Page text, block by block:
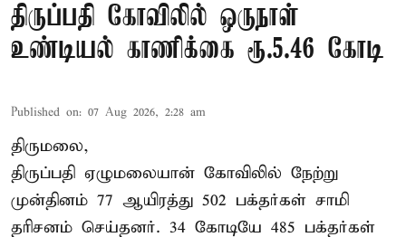
திருப்பதி கோவிலில் ஒருநாள்
உண்டியல் காணிக்கை ரூ.5.46 கோடி
Published on: 07 Aug 2026, 2:28 am
திருமலை,
திருப்பதி ஏழுமலையான் கோவிலில் நேற்று
முன்தினம் 77 ஆயிரத்து 502 பக்தர்கள் சாமி
தரிசனம் செய்தனர். 34 கோடியே 485 பக்தர்கள்